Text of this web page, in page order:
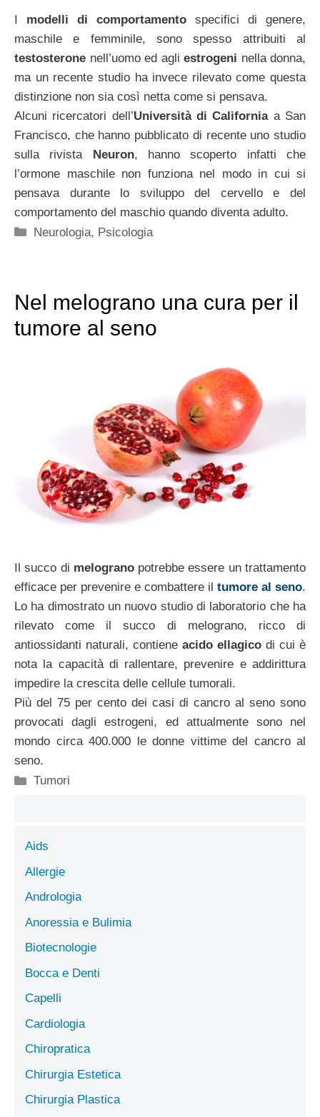
I modelli di comportamento specifici di genere,
maschile e femminile, sono spesso attribuiti al
testosterone nell’uomo ed agli estrogeni nella donna,
ma un recente studio ha invece rilevato come questa
distinzione non sia così netta come si pensava.
Alcuni ricercatori dell’Università di Californiaa San
Francisco, che hanno pubblicato di recente uno studio
sulla rivista Neuron, hanno scoperto infatti che
l’ormone maschile non funziona nel modo in cui si
pensava durante lo sviluppo del cervello e del
comportamento del maschio quando diventa adulto.
Categorie
Neurologia, Psicologia
Nel melograno una cura per il
tumore al seno
Il succo di melogranopotrebbe essere un trattamento
efficace per prevenire e combattere il tumore al seno.
Lo ha dimostrato un nuovo studio di laboratorio che ha
rilevato come il succo di melograno, ricco di
antiossidanti naturali, contiene acido ellagico di cui è
nota la capacità di rallentare, prevenire e addirittura
impedire la crescita delle cellule tumorali.
Più del 75 per cento dei casi di cancro al seno sono
provocati dagli estrogeni, ed attualmente sono nel
mondo circa 400.000 le donne vittime del cancro al
seno.
Categorie
Tumori
Aids
Allergie
Andrologia
Anoressia e Bulimia
Biotecnologie
Bocca e Denti
Capelli
Cardiologia
Chiropratica
Chirurgia Estetica
Chirurgia Plastica